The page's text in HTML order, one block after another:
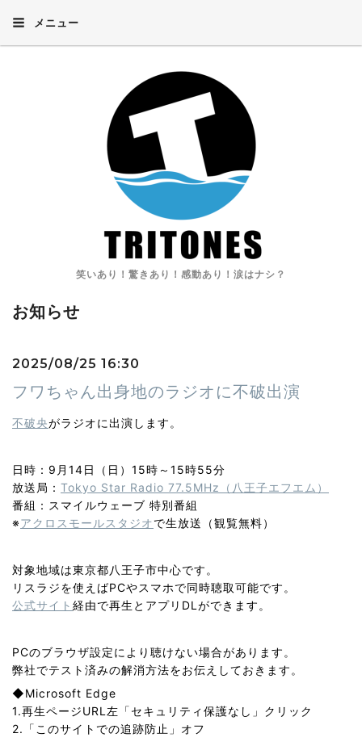
メニュー
笑いあり！驚きあり！感動あり！涙はナシ？
お知らせ
2025/08/25 16:30
フワちゃん出身地のラジオに不破出演
不破央がラジオに出演します。
日時：9月14日（日）15時～15時55分
放送局： Tokyo Star Radio 77.5MHz（八王子エフエム）
番組：スマイルウェーブ 特別番組
※アクロスモールスタジオで生放送（観覧無料）
対象地域は東京都八王子市中心です。
リスラジを使えばPCやスマホで同時聴取可能です。
公式サイト 経由で再生とアプリDLができます。
PCのブラウザ設定により聴けない場合があります。
弊社でテスト済みの解消方法をお伝えしておきます。
◆Microsoft Edge
1.再生ページURL左「セキュリティ保護なし」クリック
2.「このサイトでの追跡防止」オフ